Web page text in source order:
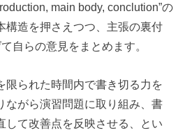
main body, conclution”の
構造を押さえつつ、主張の裏付
自らの意見をまとめます。
限られた時間内で書き切る力を
ながら演習問題に取り組み、書
して改善点を反映させる、とい